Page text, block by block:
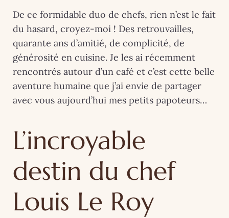
De ce formidable duo de chefs, rien n’est le fait
du hasard, croyez-moi ! Des retrouvailles,
quarante ans d’amitié, de complicité, de
générosité en cuisine. Je les ai récemment
rencontrés autour d’un café et c’est cette belle
aventure humaine que j’ai envie de partager
avec vous aujourd’hui mes petits papoteurs…
L’incroyable
destin du chef
Louis Le Roy